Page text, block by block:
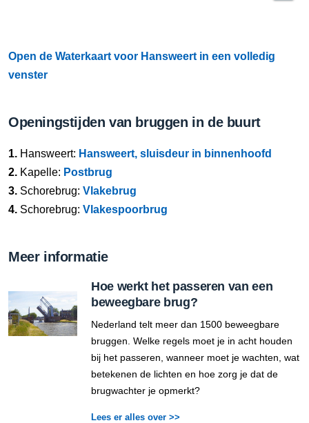
Open de Waterkaart voor Hansweert in een volledig
venster
Openingstijden van bruggen in de buurt
1. Hansweert: Hansweert, sluisdeur in binnenhoofd
2. Kapelle: Postbrug
3. Schorebrug: Vlakebrug
4. Schorebrug: Vlakespoorbrug
Meer informatie
Hoe werkt het passeren van een
beweegbare brug?
Nederland telt meer dan 1500 beweegbare
bruggen. Welke regels moet je in acht houden
bij het passeren, wanneer moet je wachten, wat
betekenen de lichten en hoe zorg je dat de
brugwachter je opmerkt?
Lees er alles over >>